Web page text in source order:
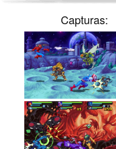
Capturas: